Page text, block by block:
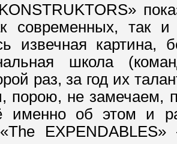
современных, так
извечная
школа
раз, за год их
порою, не замечаем,
именно об этом и
EXPENDABLES»